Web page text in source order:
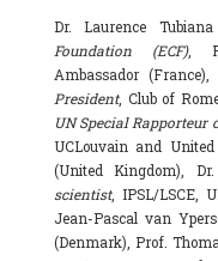
Dr. Laurence
Foundation (ECF),
Ambassador
President, Club of
UN Special
UCLouvain and
(United Kingdom),
scientist, IPSL/LSCE,
Jean-Pascal van
(Denmark), Prof.